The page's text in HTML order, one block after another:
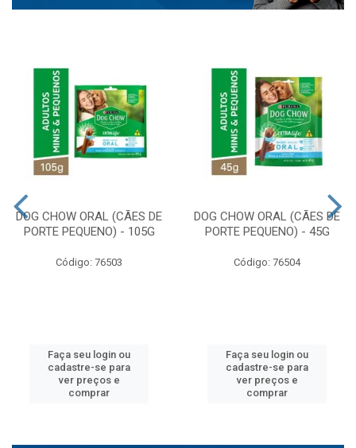
DOG CHOW ORAL (CÃES DE
PORTE PEQUENO) - 105G
Código: 76503
Faça seu login ou
cadastre-se para
ver preços e
comprar
DOG CHOW ORAL (CÃES DE
PORTE PEQUENO) - 45G
Código: 76504
Faça seu login ou
cadastre-se para
ver preços e
comprar